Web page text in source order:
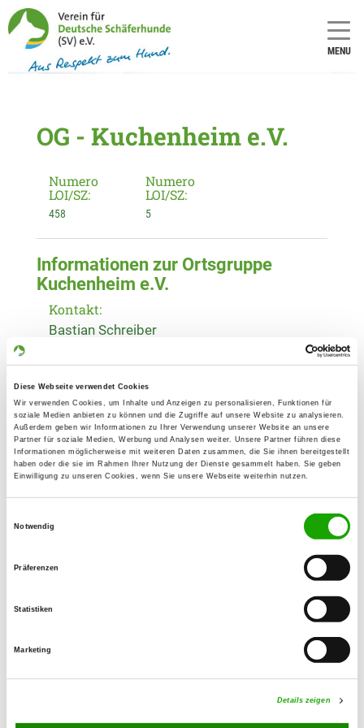
Diese Webseite verwendet Cookies
Wir verwenden Cookies, um Inhalte und Anzeigen zu personalisieren, Funktionen für
soziale Medien anbieten zu können und die Zugriffe auf unsere Website zu analysieren.
Außerdem geben wir Informationen zu Ihrer Verwendung unserer Website an unsere
Partner für soziale Medien, Werbung und Analysen weiter. Unsere Partner führen diese
Informationen möglicherweise mit weiteren Daten zusammen, die Sie ihnen bereitgestellt
haben oder die sie im Rahmen Ihrer Nutzung der Dienste gesammelt haben. Sie geben
Einwilligung zu unseren Cookies, wenn Sie unsere Webseite weiterhin nutzen.
Notwendig
Präferenzen
Statistiken
Marketing
Details zeigen
MENU
OG - Kuchenheim e.V.
Numero
LOI/SZ:
458
Numero
LOI/SZ:
5
Informationen zur Ortsgruppe
Kuchenheim e.V.
Kontakt:
Bastian Schreiber
53879 Euskirchen
Übungsplatz:
Liststraßen
53881 Euskirchen
E-Mail:
ogkuchenheim@gmx.de
Übungszeiten im Sommer: